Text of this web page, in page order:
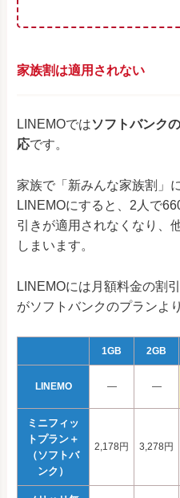
家族割は適用されない
LINEMOではソフトバンク
応です。
家族で「新みんな家族割」
LINEMOにすると、2人で
引きが適用されなくなり、
しまいます。
LINEMOには月額料金の割
がソフトバンクのプランよ
1GB 2GB
LINEMO ― ―
ミニフィッ
トプラン＋
（ソフトバ
ンク）
2,178円 3,278円